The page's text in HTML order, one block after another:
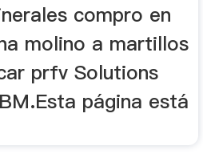
compro en
molino a martillos
prfv Solutions
página está